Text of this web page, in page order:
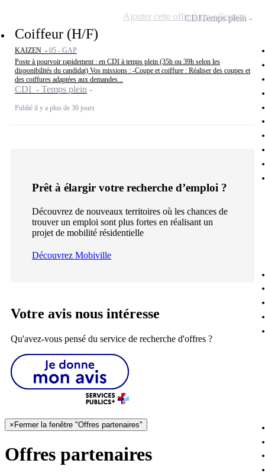
Coiffeur (H/F)
KAIZEN - 05 - GAP
Poste à pourvoir rapidement : en CDI à temps plein (35h ou 39h selon les
disponibilités du candidat) Vos missions : -Coupe et coiffure : Réaliser des coupes et
des coiffures adaptées aux demandes...
CDI - Temps plein
Publié il y a plus de 30 jours
CDITemps plein
Ajouter cette offre à ma sélection
Prêt à élargir votre recherche d’emploi ?
Découvrez de nouveaux territoires où les chances de
trouver un emploi sont plus fortes en réalisant un
projet de mobilité résidentielle
Découvrez Mobiville
Votre avis nous intéresse
Qu'avez-vous pensé du service de recherche d'offres ?
× Fermer la fenêtre "Offres partenaires"
Offres partenaires